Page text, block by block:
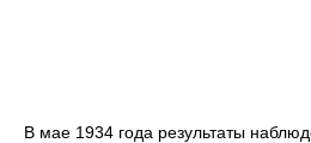
В мае 1934 года результаты